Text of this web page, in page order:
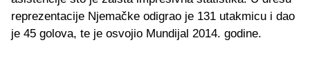
reprezentacije Njemačke odigrao je 131 utakmicu i dao
je 45 golova, te je osvojio Mundijal 2014. godine.